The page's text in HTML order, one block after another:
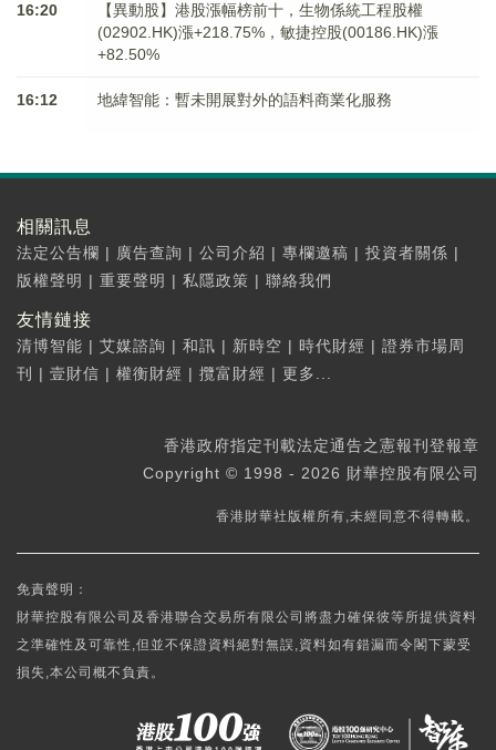
16:20
【異動股】港股漲幅榜前十，生物係統工程股權
(02902.HK)漲+218.75%，敏捷控股(00186.HK)漲
+82.50%
16:12 地緯智能：暫未開展對外的語料商業化服務
相關訊息
法定公告欄 | 廣告查詢 | 公司介紹 | 專欄邀稿 | 投資者關係 |
版權聲明 | 重要聲明 | 私隱政策 | 聯絡我們
友情鏈接
清博智能 | 艾媒諮詢 | 和訊 | 新時空 | 時代財經 | 證券市場周
刊
| 壹財信 | 權衡財經 | 攬富財經 | 更多...
香港政府指定刊載法定通告之憲報刊登報章
Copyright © 1998 - 2026 財華控股有限公司
香港財華社版權所有,未經同意不得轉載。
免責聲明：
財華控股有限公司及香港聯合交易所有限公司將盡力確保彼等所提供資料
之準確性及可靠性,但並不保證資料絕對無誤,資料如有錯漏而令閣下蒙受
損失,本公司概不負責。